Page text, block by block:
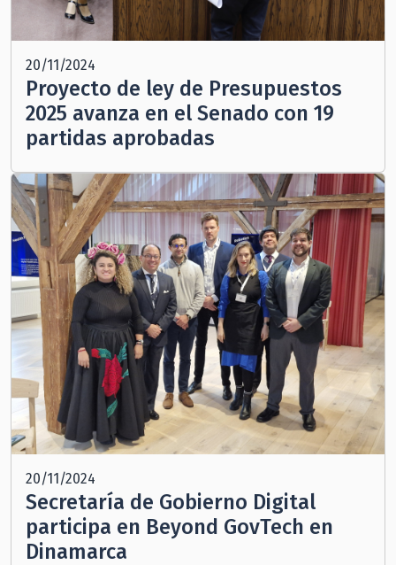
20/11/2024
Proyecto de ley de Presupuestos
2025 avanza en el Senado con 19
partidas aprobadas
20/11/2024
Secretaría de Gobierno Digital
participa en Beyond GovTech en
Dinamarca